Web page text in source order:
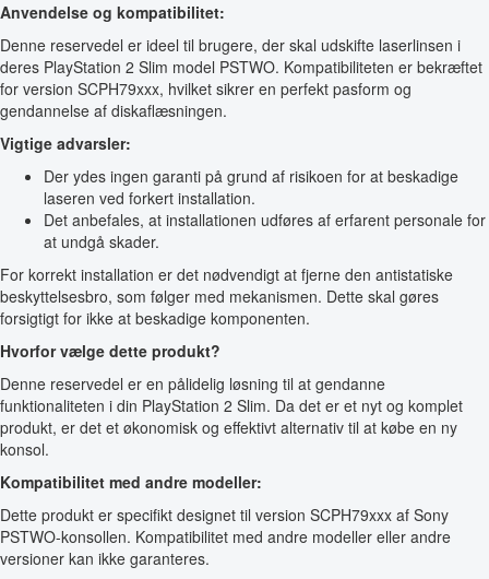
Anvendelse og kompatibilitet:
Denne reservedel er ideel til brugere, der skal udskifte laserlinsen i
deres PlayStation 2 Slim model PSTWO. Kompatibiliteten er bekræftet
for version SCPH79xxx, hvilket sikrer en perfekt pasform og
gendannelse af diskaflæsningen.
Vigtige advarsler:
Der ydes ingen garanti på grund af risikoen for at beskadige
laseren ved forkert installation.
Det anbefales, at installationen udføres af erfarent personale for
at undgå skader.
For korrekt installation er det nødvendigt at fjerne den antistatiske
beskyttelsesbro, som følger med mekanismen. Dette skal gøres
forsigtigt for ikke at beskadige komponenten.
Hvorfor vælge dette produkt?
Denne reservedel er en pålidelig løsning til at gendanne
funktionaliteten i din PlayStation 2 Slim. Da det er et nyt og komplet
produkt, er det et økonomisk og effektivt alternativ til at købe en ny
konsol.
Kompatibilitet med andre modeller:
Dette produkt er specifikt designet til version SCPH79xxx af Sony
PSTWO-konsollen. Kompatibilitet med andre modeller eller andre
versioner kan ikke garanteres.